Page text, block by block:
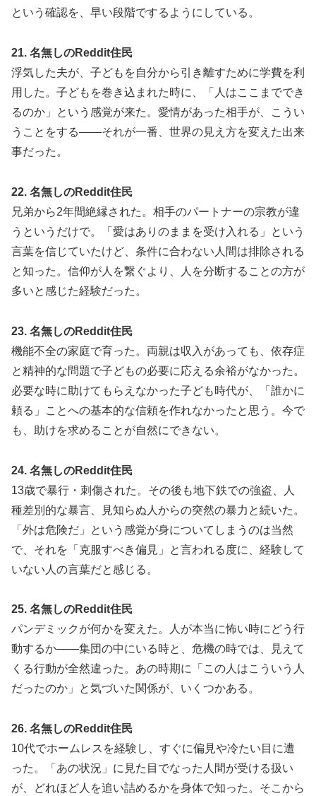
という確認を、早い段階でするようにしている。
21. 名無しのReddit住民
浮気した夫が、子どもを自分から引き離すために学費を利
用した。子どもを巻き込まれた時に、「人はここまででき
るのか」という感覚が来た。愛情があった相手が、こうい
うことをする——それが一番、世界の見え方を変えた出来
事だった。
22. 名無しのReddit住民
兄弟から2年間絶縁された。相手のパートナーの宗教が違
うというだけで。「愛はありのままを受け入れる」という
言葉を信じていたけど、条件に合わない人間は排除される
と知った。信仰が人を繋ぐより、人を分断することの方が
多いと感じた経験だった。
23. 名無しのReddit住民
機能不全の家庭で育った。両親は収入があっても、依存症
と精神的な問題で子どもの必要に応える余裕がなかった。
必要な時に助けてもらえなかった子ども時代が、「誰かに
頼る」ことへの基本的な信頼を作れなかったと思う。今で
も、助けを求めることが自然にできない。
24. 名無しのReddit住民
13歳で暴行・刺傷された。その後も地下鉄での強盗、人
種差別的な暴言、見知らぬ人からの突然の暴力と続いた。
「外は危険だ」という感覚が身についてしまうのは当然
で、それを「克服すべき偏見」と言われる度に、経験して
いない人の言葉だと感じる。
25. 名無しのReddit住民
パンデミックが何かを変えた。人が本当に怖い時にどう行
動するか——集団の中にいる時と、危機の時では、見えて
くる行動が全然違った。あの時期に「この人はこういう人
だったのか」と気づいた関係が、いくつかある。
26. 名無しのReddit住民
10代でホームレスを経験し、すぐに偏見や冷たい目に遭
った。「あの状況」に見た目でなった人間が受ける扱い
が、どれほど人を追い詰めるかを身体で知った。そこから